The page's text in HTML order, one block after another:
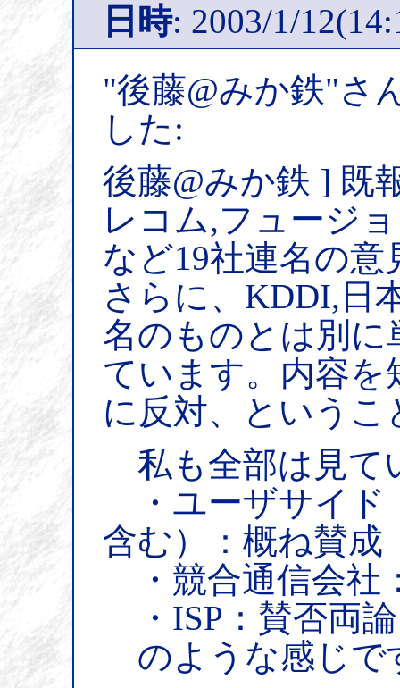
日時: 2003/1/
"後藤@みか鉄"さ
した:
後藤@みか鉄 ] 既
レコム,フュージ
など19社連名の
さらに、KDDI,日
名のものとは別に
ています。内容を
に反対、というこ
私も全部は見て
・ユーザサイド
含む）：概ね賛成
・競合通信会社
・ISP：賛否両論
のような感じで